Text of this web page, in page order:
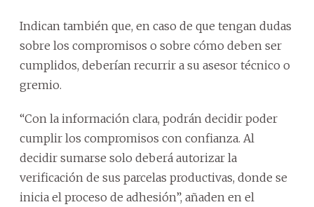
Indican también que, en caso de que tengan dudas
sobre los compromisos o sobre cómo deben ser
cumplidos, deberían recurrir a su asesor técnico o
gremio.
“Con la información clara, podrán decidir poder
cumplir los compromisos con confianza. Al
decidir sumarse solo deberá autorizar la
verificación de sus parcelas productivas, donde se
inicia el proceso de adhesión”, añaden en el